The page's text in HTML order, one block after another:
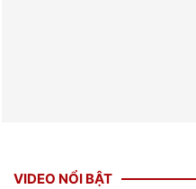
VIDEO NỔI BẬT